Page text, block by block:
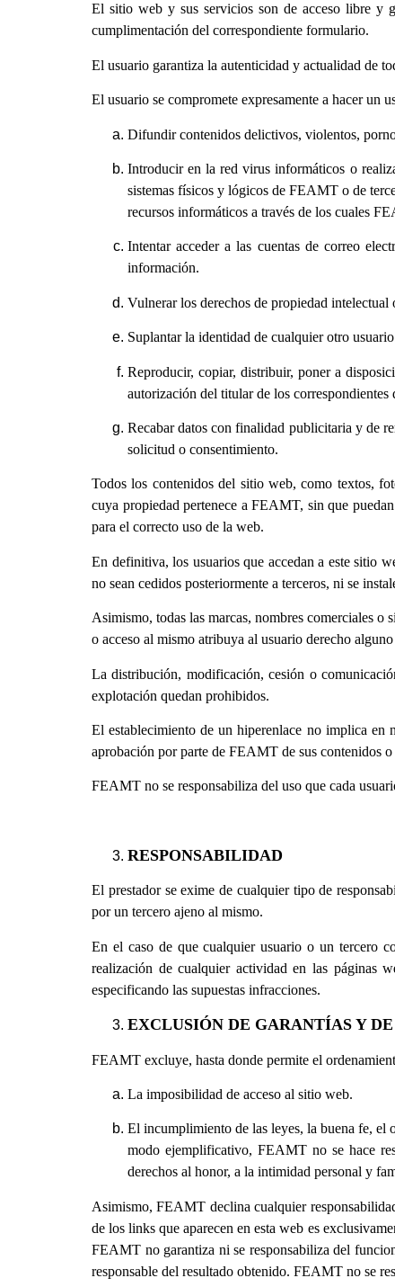
El sitio web y sus servicios son de acceso libre y
cumplimentación del correspondiente formulario.
El usuario garantiza la autenticidad y actualidad de
El usuario se compromete expresamente a hacer un
Difundir contenidos delictivos, violentos,
Introducir en la red virus informáticos o
sistemas físicos y lógicos de FEAMT o de
recursos informáticos a través de los cuales
Intentar acceder a las cuentas de correo
información.
Vulnerar los derechos de propiedad
Suplantar la identidad de cualquier otro
Reproducir, copiar, distribuir, poner a
autorización del titular de los
Recabar datos con finalidad publicitaria y de
solicitud o consentimiento.
Todos los contenidos del sitio web, como textos,
cuya propiedad pertenece a FEAMT, sin que
para el correcto uso de la web.
En definitiva, los usuarios que accedan a este sitio
no sean cedidos posteriormente a terceros, ni se
Asimismo, todas las marcas, nombres comerciales
o acceso al mismo atribuya al usuario derecho
La distribución, modificación, cesión o
explotación quedan prohibidos.
El establecimiento de un hiperenlace no implica
aprobación por parte de FEAMT de sus contenidos o
FEAMT no se responsabiliza del uso que cada
RESPONSABILIDAD
El prestador se exime de cualquier tipo de
por un tercero ajeno al mismo.
En el caso de que cualquier usuario o un tercero
realización de cualquier actividad en las páginas
especificando las supuestas infracciones.
EXCLUSIÓN DE GARANTÍAS Y
FEAMT excluye, hasta donde permite el
La imposibilidad de acceso al sitio web.
El incumplimiento de las leyes, la buena fe, el
modo ejemplificativo, FEAMT no se hace
derechos al honor, a la intimidad personal y
Asimismo, FEAMT declina cualquier
de los links que aparecen en esta web es
FEAMT no garantiza ni se responsabiliza del
responsable del resultado obtenido. FEAMT no se